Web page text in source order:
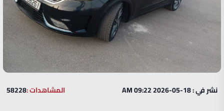
نشر في : 18-05-2026 09:22 AM المشاهدات :58228